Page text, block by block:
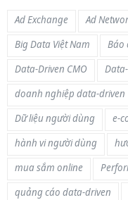
Ad Exchange Ad
Big Data Việt Nam
Báo
Data-Driven CMO
doanh nghiệp data-driven
Dữ liệu người dùng
e-
hành vi người dùng
mua sắm online
quảng cáo data-driven